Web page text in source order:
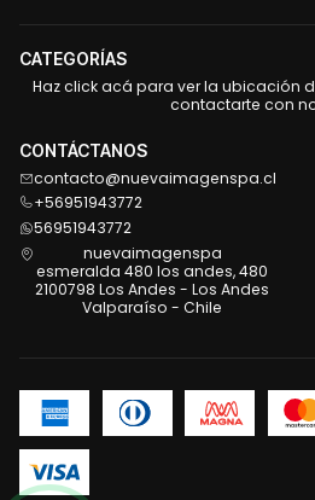
CATEGORÍAS
Haz click acá para ver la ubicación
contactarte con
CONTÁCTANOS
contacto@nuevaimagenspa.cl
+56951943772
56951943772
nuevaimagenspa
esmeralda 480 los andes, 480
2100798 Los Andes - Los Andes
Valparaíso - Chile